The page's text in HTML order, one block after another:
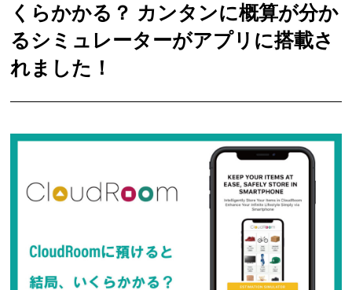
くらかかる？ カンタンに概算が分か
るシミュレーターがアプリに搭載さ
れました！